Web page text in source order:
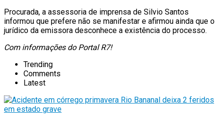
Procurada, a assessoria de imprensa de Silvio Santos
informou que prefere não se manifestar e afirmou ainda que o
jurídico da emissora desconhece a existência do processo.
Com informações do Portal R7!
Trending
Comments
Latest